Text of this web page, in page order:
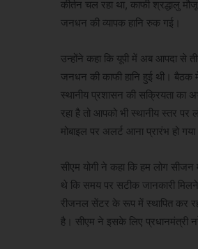
कीर्तन चल रहा था, काफी श्रद्धालु
जनधन की व्यापक हानि रुक गई।
उन्होंने कहा कि यूपी में अब आपदा से
जनधन की काफी हानि हुई थी। बैठक में
स्थानीय प्रशासन की सक्रियता का
रहा है तो आपको भी स्थानीय स्तर
मोबाइल पर अलर्ट आना प्रारंभ हो गया।
सीएम योगी ने कहा कि हम लोग
थे कि समय पर सटीक जानकारी
रीजनल सेंटर के रूप में स्थापित कर
है। सीएम ने इसके लिए प्रधानमंत्री